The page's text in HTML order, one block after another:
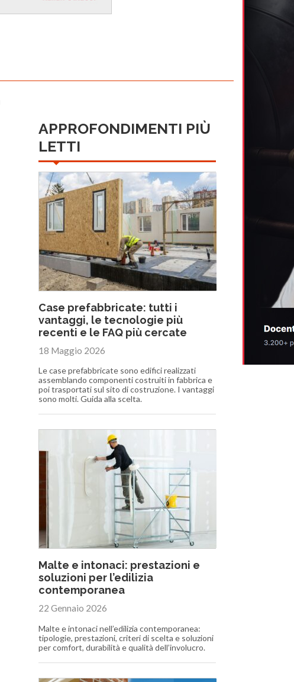
APPROFONDIMENTI PIÙ
LETTI
Case prefabbricate: tutti i
vantaggi, le tecnologie più
recenti e le FAQ più cercate
18 Maggio 2026
Le case prefabbricate sono edifici realizzati
assemblando componenti costruiti in fabbrica e
poi trasportati sul sito di costruzione. I vantaggi
sono molti. Guida alla scelta.
Malte e intonaci: prestazioni e
soluzioni per l’edilizia
contemporanea
22 Gennaio 2026
Malte e intonaci nell’edilizia contemporanea:
tipologie, prestazioni, criteri di scelta e soluzioni
per comfort, durabilità e qualità dell’involucro.